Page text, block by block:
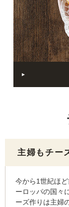
主婦もチー
今から1世紀ほ
ーロッパの国々
ーズ作りは主婦